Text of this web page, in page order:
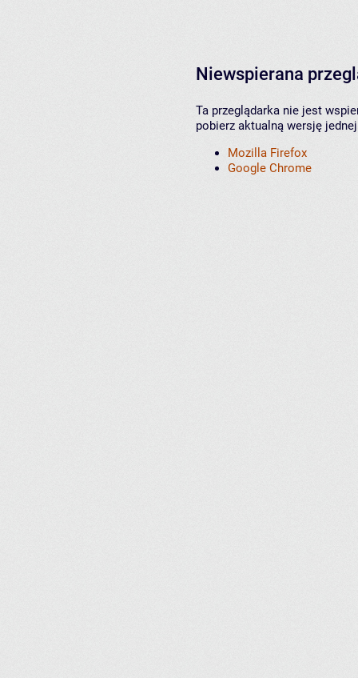
Niewspierana
Ta przeglądarka nie jest
pobierz aktualną wersję
Mozilla Firefox
Google Chrome